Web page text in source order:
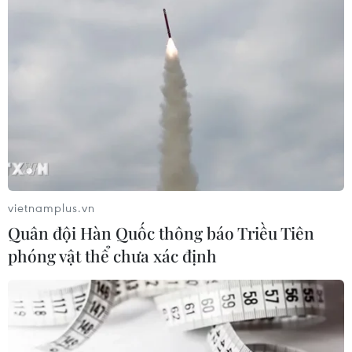
Ngành Trí tuệ Nhân tạo của Trung
Quốc vượt mốc 1.200 tỷ NDT trong
Phó Thủ tướng Hồ Quốc Dũng: Phú
Thọ cần phát triển dựa trên ba trụ
cột
04/08/2026 12:34
Xem thêm
vietnamplus.vn
Quân đội Hàn Quốc thông báo Triều Tiên
phóng vật thể chưa xác định